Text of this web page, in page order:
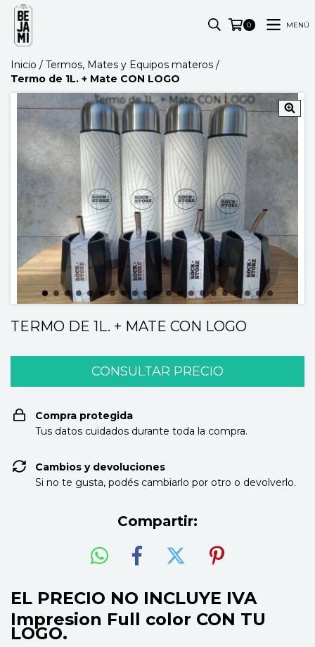
0 MENÚ
Inicio / Termos, Mates y Equipos materos /
Termo de 1L. + Mate CON LOGO
TERMO DE 1L. + MATE CON LOGO
Compra protegida
Tus datos cuidados durante toda la compra.
Cambios y devoluciones
Si no te gusta, podés cambiarlo por otro o devolverlo.
Compartir:
EL PRECIO NO INCLUYE IVA
Impresion Full color CON TU
LOGO.